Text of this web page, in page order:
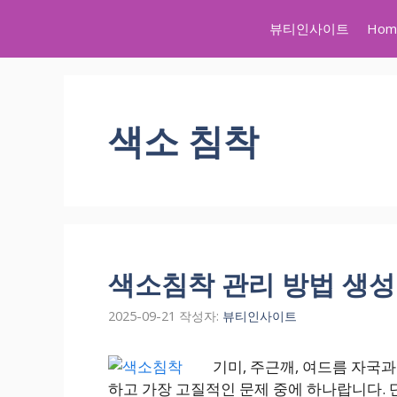
츠
뷰티인사이트
색소 침착
색소침착 관리 방법 생
2025-09-21 작성자: 뷰티인사이트
기미, 주근깨, 여드름 자국
하고 가장 고질적인 문제 중에 하나랍니다.